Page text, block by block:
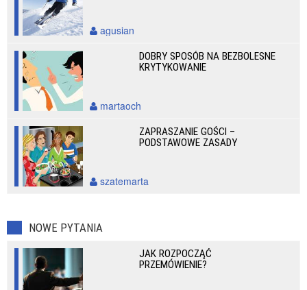
agusian
DOBRY SPOSÓB NA BEZBOLESNE
KRYTYKOWANIE
martaoch
ZAPRASZANIE GOŚCI –
PODSTAWOWE ZASADY
szatemarta
NOWE PYTANIA
JAK ROZPOCZĄĆ
PRZEMÓWIENIE?